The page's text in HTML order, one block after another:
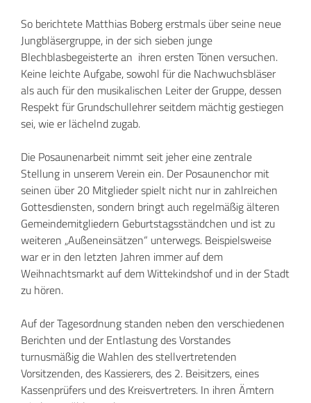
So berichtete Matthias Boberg erstmals über seine neue
Jungbläsergruppe, in der sich sieben junge
Blechblasbegeisterte an ihren ersten Tönen versuchen.
Keine leichte Aufgabe, sowohl für die Nachwuchsbläser
als auch für den musikalischen Leiter der Gruppe, dessen
Respekt für Grundschullehrer seitdem mächtig gestiegen
sei, wie er lächelnd zugab.
Die Posaunenarbeit nimmt seit jeher eine zentrale
Stellung in unserem Verein ein. Der Posaunenchor mit
seinen über 20 Mitglieder spielt nicht nur in zahlreichen
Gottesdiensten, sondern bringt auch regelmäßig älteren
Gemeindemitgliedern Geburtstagsständchen und ist zu
weiteren „Außeneinsätzen“ unterwegs. Beispielsweise
war er in den letzten Jahren immer auf dem
Weihnachtsmarkt auf dem Wittekindshof und in der Stadt
zu hören.
Auf der Tagesordnung standen neben den verschiedenen
Berichten und der Entlastung des Vorstandes
turnusmäßig die Wahlen des stellvertretenden
Vorsitzenden, des Kassierers, des 2. Beisitzers, eines
Kassenprüfers und des Kreisvertreters. In ihren Ämtern